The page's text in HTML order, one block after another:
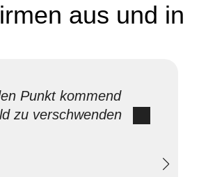
aus und in
Punkt kommend
zu verschwenden